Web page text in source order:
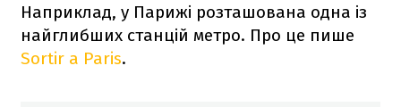
Наприклад, у Парижі розташована одна із
найглибших станцій метро. Про це пише
Sortir a Paris.